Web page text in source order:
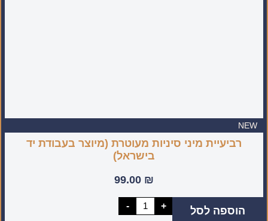
NEW
רביעיית מיני סיניות מעוטרת (מיוצר בעבודת יד
בישראל)
99.00 ₪
-
כמות
של
+ הוספה לסל